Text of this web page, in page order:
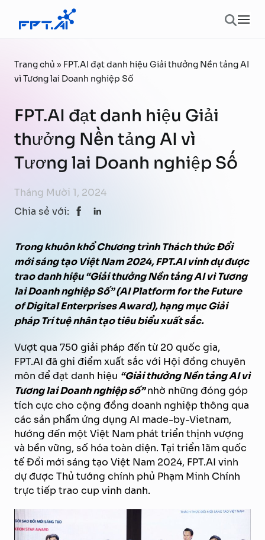
Chuyển đến phần nội dung
Trang chủ » FPT.AI đạt danh hiệu Giải thưởng Nền tảng AI
vì Tương lai Doanh nghiệp Số
FPT.AI đạt danh hiệu Giải
thưởng Nền tảng AI vì
Tương lai Doanh nghiệp Số
Tháng Mười 1, 2024
Chia sẻ với:
Trong khuôn khổ Chương trình Thách thức Đổi
mới sáng tạo Việt Nam 2024, FPT.AI vinh dự được
trao danh hiệu “Giải thưởng Nền tảng AI vì Tương
lai Doanh nghiệp Số” (AI Platform for the Future
of Digital Enterprises Award), hạng mục Giải
pháp Trí tuệ nhân tạo tiêu biểu xuất sắc.
Vượt qua 750 giải pháp đến từ 20 quốc gia,
FPT.AI đã ghi điểm xuất sắc với Hội đồng chuyên
môn để đạt danh hiệu “Giải thưởng Nền tảng AI vì
Tương lai Doanh nghiệp số”nhờ những đóng góp
tích cực cho cộng đồng doanh nghiệp thông qua
các sản phẩm ứng dụng AI made-by-Vietnam,
hướng đến một Việt Nam phát triển thịnh vượng
và bền vững, số hóa toàn diện. Tại triển lãm quốc
tế Đổi mới sáng tạo Việt Nam 2024, FPT.AI vinh
dự được Thủ tướng chính phủ Phạm Minh Chính
trực tiếp trao cup vinh danh.